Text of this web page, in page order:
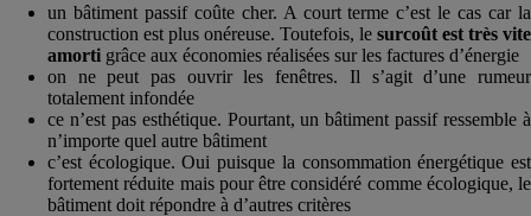
un bâtiment passif coûte cher. A court terme c’est le cas car la
construction est plus onéreuse. Toutefois, le surcoût est très vite
amorti grâce aux économies réalisées sur les factures d’énergie
on ne peut pas ouvrir les fenêtres. Il s’agit d’une rumeur
totalement infondée
ce n’est pas esthétique. Pourtant, un bâtiment passif ressemble à
n’importe quel autre bâtiment
c’est écologique. Oui puisque la consommation énergétique est
fortement réduite mais pour être considéré comme écologique, le
bâtiment doit répondre à d’autres critères